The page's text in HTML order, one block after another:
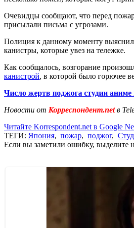
Очевидцы сообщают, что перед
присылали письма с угрозами.
Полиция к данному моменту
канистры, которые увез на тележке.
Как сообщалось, возгорание
канистрой, в которой было горючее
Число жертв поджога студии
Новости от Корреспондент.netв
Читайте Korrespondent.net в Google
ТЕГИ: Япония, пожар, поджог,
Если вы заметили ошибку, выделите